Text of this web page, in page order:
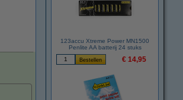
123accu Xtreme Power MN1500
Penlite AA batterij 24 stuks
€ 14,95